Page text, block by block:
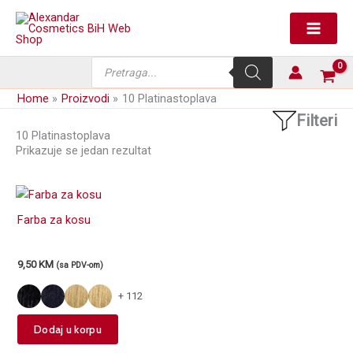
Skip
content
search
Home Proizvodi 10 Platinastoplava
10 Platinastoplava
Filteri
Prikazuje se jedan rezultat
Farba za kosu
9,50KM (sa PDV-om)
+ 112
Dodaj u korpu
product